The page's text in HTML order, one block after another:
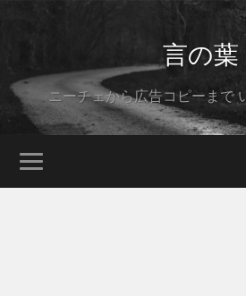
言の葉
ニーチェから広告コピーまで